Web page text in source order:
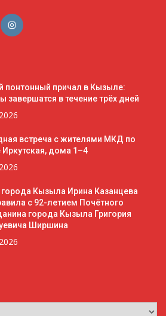
понтонный причал в Кызыле:
завершатся в течение трёх дней
встреча с жителями МКД по
Иркутская, дома 1–4
города Кызыла Ирина Казанцева
с 92-летием Почётного
города Кызыла Григория
Ширшина